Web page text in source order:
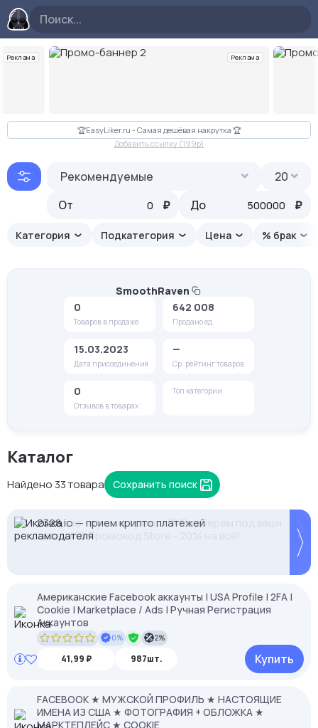
Реклама Реклама
Слайд 2 из 10
🏆EasyLiker.ru - Самая дешёвая накрутка 🏆
Добавить ссылку (199p)
Рекомендуемые
От
₽ До ₽
20
Категория Подкатегория Цена % брак
SmoothRaven
0
Товаров в продаже
642 008
Продано ед.
15.03.2023
Дата присоединения
—
Ср. рейтинг товаров
0
Отзывов в товарах
Топ категории
Каталог
Найдено 33 товара Сохранить поиск
2328.io — прием крипто платежей
Кешбек до 10% на прокси с NodeMaven.
Используй DRK35 для скидки 35%
Proxys.io - лучшие прокси 💚 Подберём под ваши
задачи 🚀 Промокод Store - 20% на всё!
Американские Facebook аккаунты | USA Profile | 2FA |
Cookie | Marketplace / Ads | Ручная Регистрация
Аккаунтов
0% 2%
41,99 ₽ 987шт. Купить
FACEBOOK ★ МУЖСКОЙ ПРОФИЛЬ ★ НАСТОЯЩИЕ
ИМЕНА ИЗ США ★ ФОТОГРАФИЯ + ОБЛОЖКА ★
МАРКТЕПЛЕЙС ★ COOKIE